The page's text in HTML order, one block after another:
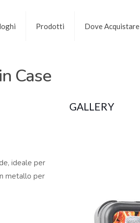
Prodotti Dove Acquistare
Case
ideale per
metallo per
GALLERY